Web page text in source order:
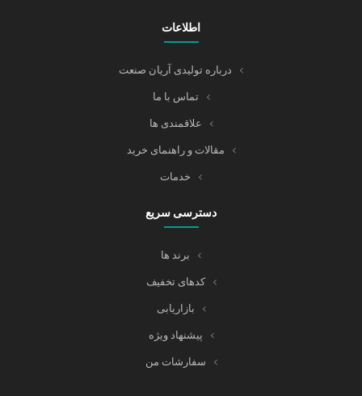
اطلاعات
درباره تولیدی آریان صنعت
تماس با ما
علاقمندی ها
مقالات و راهنمای خرید
خدمات
دسترسی سریع
برند ها
کدهای تخفیف
بازاریابی
پیشنهاد ویژه
سفارشات من